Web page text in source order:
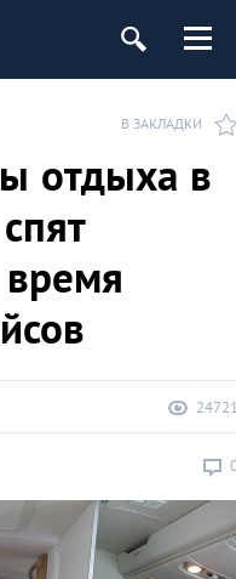
В ЗАКЛАДКИ
отдыха в